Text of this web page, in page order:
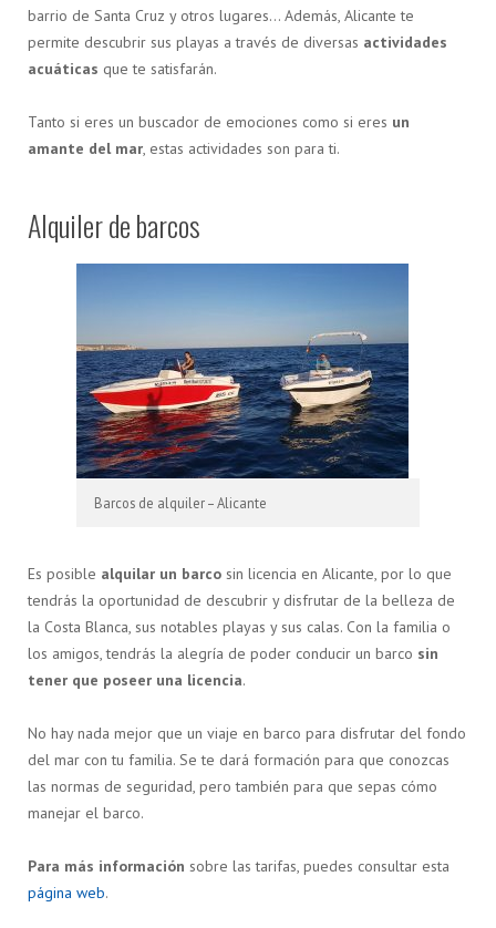
barrio de Santa Cruz y otros lugares… Además, Alicante te
permite descubrir sus playas a través de diversas actividades
acuáticas que te satisfarán.
Tanto si eres un buscador de emociones como si eres un
amante del mar, estas actividades son para ti.
Alquiler de barcos
Barcos de alquiler – Alicante
Es posible alquilar un barco sin licencia en Alicante, por lo que
tendrás la oportunidad de descubrir y disfrutar de la belleza de
la Costa Blanca, sus notables playas y sus calas. Con la familia o
los amigos, tendrás la alegría de poder conducir un barco sin
tener que poseer una licencia.
No hay nada mejor que un viaje en barco para disfrutar del fondo
del mar con tu familia. Se te dará formación para que conozcas
las normas de seguridad, pero también para que sepas cómo
manejar el barco.
Para más información sobre las tarifas, puedes consultar esta
página web.